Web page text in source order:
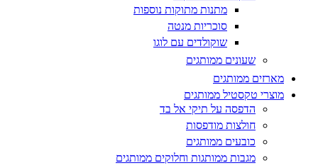
מתנות מתוקות נוספות
סוכריות מנטה
שוקולדים עם לוגו
שעונים ממותגים
מארזים ממותגים
מוצרי טקסטיל ממותגים
הדפסה על תיקי אל בד
חולצות מודפסות
כובעים ממותגים
מגבות ממותגות וחלוקים ממותגים